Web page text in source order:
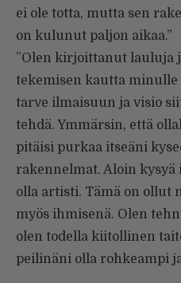
ei ole totta, mutta sen
on kulunut paljon aikaa.”
”Olen kirjoittanut lauluja
tekemisen kautta minulle
tarve ilmaisuun ja visio
tehdä. Ymmärsin, että
pitäisi purkaa itseäni
rakennelmat. Aloin
olla artisti. Tämä on ollut
myös ihmisenä. Olen
olen todella kiitollinen
peilinäni olla rohkeampi